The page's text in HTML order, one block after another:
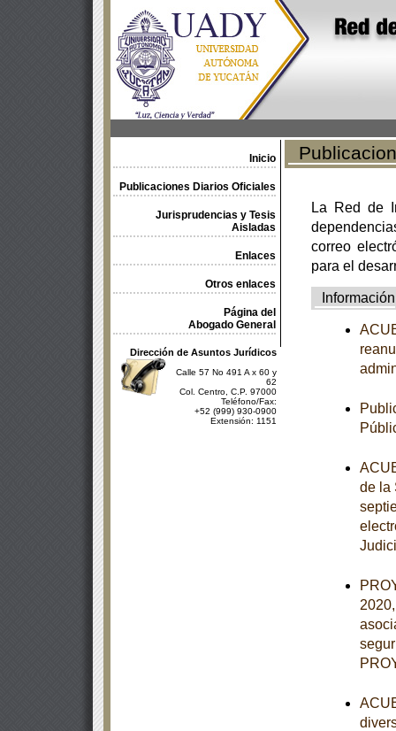
Inicio
Publicaciones Diarios Oficiales
Jurisprudencias y Tesis
Aisladas
Enlaces
Otros enlaces
Página del
Abogado General
Dirección de Asuntos Jurídicos
Calle 57 No 491 A x 60 y
62
Col. Centro, C.P. 97000
Teléfono/Fax:
+52 (999) 930-0900
Extensión: 1151
La Red de
correo
para el
Información
de la